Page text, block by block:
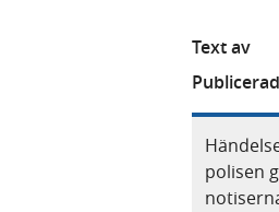
Text av
Publicerad
polisen